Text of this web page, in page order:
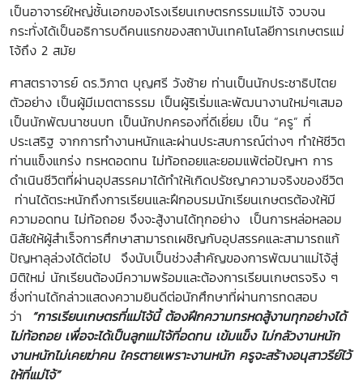
เป็นอาจารย์ใหญ่ชั้นเอกของโรงเรียนเกษตรกรรมแม่โจ้ จวบจน
กระทั่งได้เป็นอธิการบดีคนแรกของสถาบันเทคโนโลยีการเกษตรแม่
โจ้ถึง 2 สมัย
ศาสตราจารย์ ดร.วิภาต บุญศรี วังซ้าย ท่านเป็นนักประชาธิปไตย
ตัวอย่าง เป็นผู้มีเมตตาธรรม เป็นผู้ริเริ่มและพัฒนางานใหม่ๆเสมอ
เป็นนักพัฒนาชนบท เป็นนักปกครองที่ดีเยี่ยม เป็น “ครู” ที่
ประเสริฐ จากการทำงานหนักและผ่านประสบการณ์ต่างๆ ทำให้ชีวิต
ท่านแข็งแกร่ง ทรหดอดทน ไม่ท้อถอยและยอมแพ้ต่อปัญหา การ
ดำเนินชีวิตที่ผ่านอุปสรรคมาได้ทำให้เกิดปรัชญาความจริงของชีวิต
ท่านได้ตระหนักถึงการเรียนและฝึกอบรมนักเรียนเกษตรต้องให้มี
ความอดทน ไม่ท้อถอย จึงจะสู้งานได้ทุกอย่าง เป็นการหล่อหลอม
นิสัยให้ผู้สำเร็จการศึกษาสามารถเผชิญกับอุปสรรคและสามารถแก้
ปัญหาลุล่วงได้ต่อไป จึงนับเป็นช่วงสำคัญของการพัฒนาแม่โจ้สู่
มิติใหม่ นักเรียนต้องมีความพร้อมและต้องการเรียนเกษตรจริง ๆ
ซึ่งท่านได้กล่าวแสดงความยินดีต่อนักศึกษาที่ผ่านการทดสอบ
ว่า
“การเรียนเกษตรที่แม่โจ้นี้ ต้องฝึกความทรหดสู้งานทุกอย่างได้
ไม่ท้อถอย เพื่อจะได้เป็นลูกแม่โจ้ที่อดทน เข้มแข็ง ไม่กลัวงานหนัก
งานหนักไม่เคยฆ่าคน ใครตายเพราะงานหนัก ครูจะสร้างอนุสาวรีย์ไว้
ให้ที่แม่โจ้”